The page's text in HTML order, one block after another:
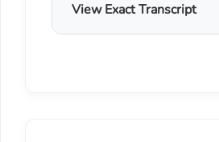
View Exact Transcript